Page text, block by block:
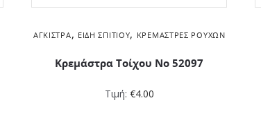
ΆΓΚΙΣΤΡΑ, ΕΊΔΗ ΣΠΙΤΙΟΎ, ΚΡΕΜΆΣΤΡΕΣ ΡΟΎΧΩΝ
Κρεμάστρα Τοίχου Νο 52097
Τιμή: €4.00